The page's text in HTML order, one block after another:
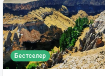
Бестселер